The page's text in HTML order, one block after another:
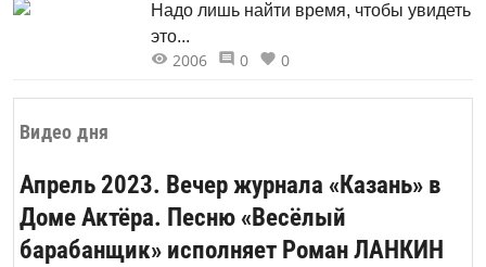
Видео дня
Апрель 2023. Вечер журнала «Казань» в
Доме Актёра. Песню «Весёлый
барабанщик» исполняет Роман ЛАНКИН
Надо лишь найти время, чтобы увидеть
это...
2006 0 0